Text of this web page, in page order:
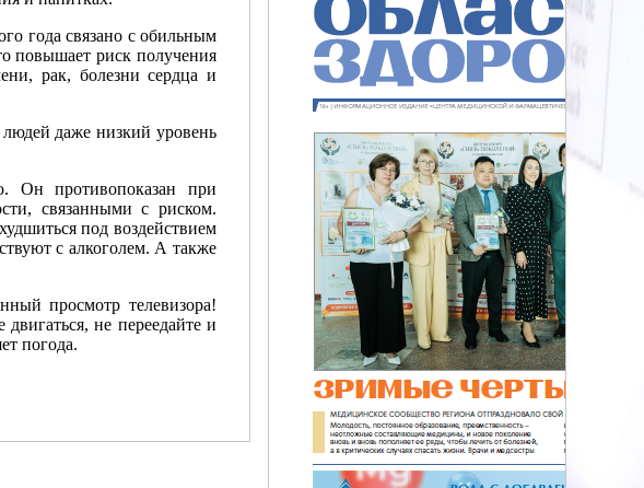
года связано с обильным
повышает риск получения
рак, болезни сердца и
даже низкий уровень
Он противопоказан при
связанными с риском.
под воздействием
с алкоголем. А также
просмотр телевизора!
не переедайте и
погода.